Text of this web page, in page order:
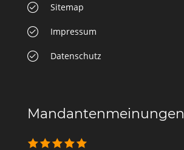
Sitemap
Impressum
Datenschutz
Mandantenmeinungen